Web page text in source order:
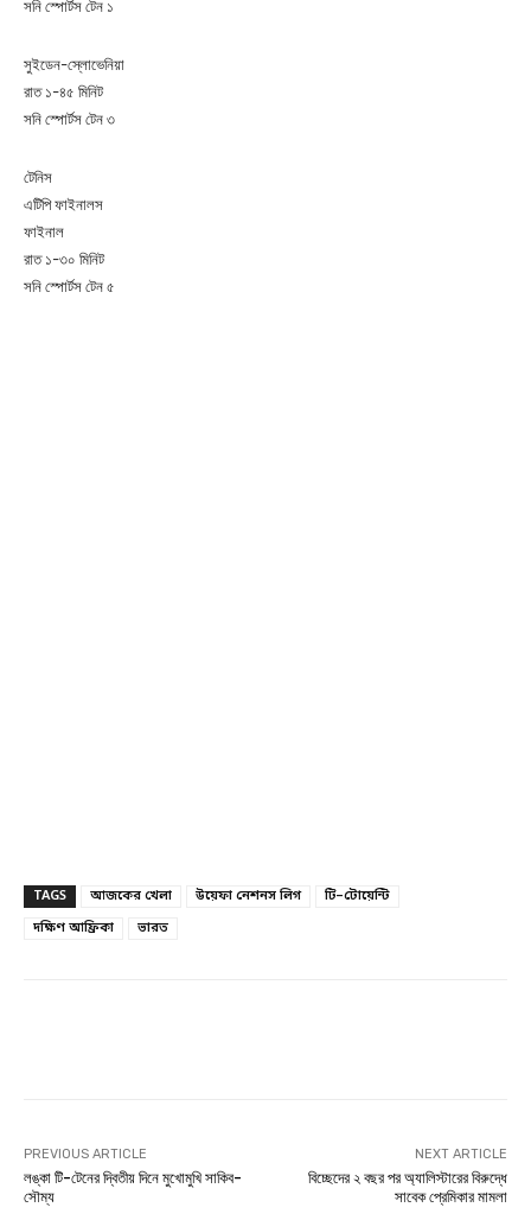
সনি স্পোর্টস টেন ১
সুইডেন-স্লোভেনিয়া
রাত ১-৪৫ মিনিট
সনি স্পোর্টস টেন ৩
টেনিস
এটিপি ফাইনালস
ফাইনাল
রাত ১-৩০ মিনিট
সনি স্পোর্টস টেন ৫
TAGS আজকের খেলা উয়েফা নেশনস লিগ
টি–টোয়েন্টি
দক্ষিণ আফ্রিকা
ভারত
PREVIOUS ARTICLE
লঙ্কা টি-টেনের দ্বিতীয় দিনে মুখোমুখি সাকিব-
সৌম্য
NEXT ARTICLE
বিচ্ছেদের ২ বছর পর অ্যালিস্টারের বিরুদ্ধে
সাবেক প্রেমিকার মামলা